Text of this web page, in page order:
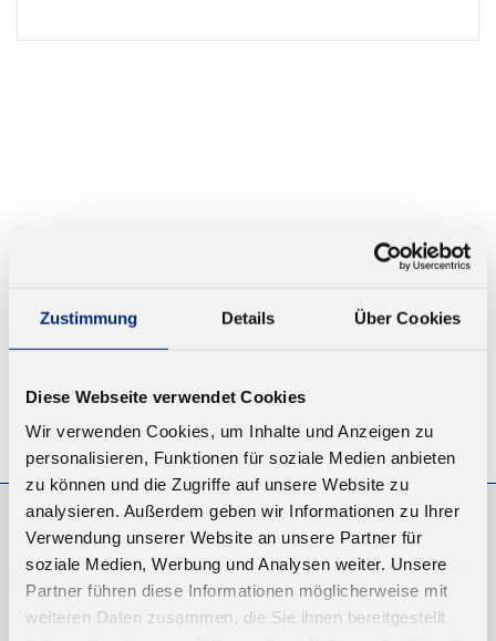
Zustimmung Details Über Cookies
Diese Webseite verwendet Cookies
Wir verwenden Cookies, um Inhalte und Anzeigen zu
personalisieren, Funktionen für soziale Medien anbieten
zu können und die Zugriffe auf unsere Website zu
analysieren. Außerdem geben wir Informationen zu Ihrer
Verwendung unserer Website an unsere Partner für
soziale Medien, Werbung und Analysen weiter. Unsere
Partner führen diese Informationen möglicherweise mit
weiteren Daten zusammen, die Sie ihnen bereitgestellt
© KLEIBERIT SE & CO. KG, Max-Becker-Str. 4, 76356 Weingarten,
Germany
EINKAUFEN
NEUKUNDEN
VERSAND UND ZAHLUNG